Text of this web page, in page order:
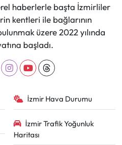
haberlerle başta İzmirliler
kentleri ile bağlarının
üzere 2022 yılında
başladı.
İzmir Hava Durumu
İzmir Trafik Yoğunluk
Haritası